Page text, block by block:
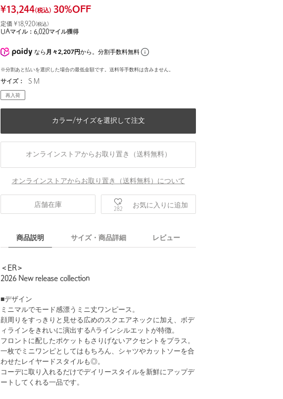
¥13,244(税込) 30%OFF
定価 ¥ 18,920(税込)
UAマイル： 6,020マイル獲得
なら 月々2,207円から。分割手数料無料
※分割あと払いを選択した場合の最低金額です。送料等手数料は含みません。
サイズ： S M
再入荷
カラー/サイズを選択して注文
オンラインストアからお取り置き（送料無料）
オンラインストアからお取り置き（送料無料）について
店舗在庫
282 お気に入りに追加
商品説明 サイズ・商品詳細 レビュー
＜ER＞
2026 New release collection
■デザイン
ミニマルでモード感漂うミニ丈ワンピース。
顔周りをすっきりと見せる広めのスクエアネックに加え、ボデ
ィラインをきれいに演出するAラインシルエットが特徴。
フロントに配したポケットもさりげないアクセントをプラス。
一枚でミニワンピとしてはもちろん、シャツやカットソーを合
わせたレイヤードスタイルも◎。
コーデに取り入れるだけでデイリースタイルを新鮮にアップデ
ートしてくれる一品です。